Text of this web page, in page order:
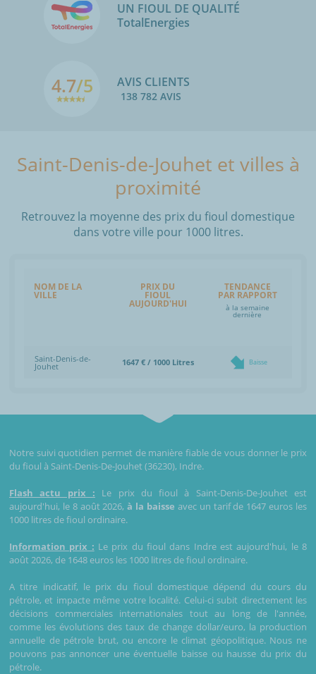
UN FIOUL DE QUALITÉ
TotalEnergies
4.7/5 AVIS CLIENTS
138 782 AVIS
Saint-Denis-de-Jouhet et villes à
proximité
Retrouvez la moyenne des prix du fioul domestique
dans votre ville pour 1000 litres.
NOM DE LA
VILLE
PRIX DU
FIOUL
AUJOURD'HUI
TENDANCE
PAR RAPPORT
à la semaine
dernière
Saint-Denis-de-
Jouhet 1647 € / 1000 Litres Baisse
Notre suivi quotidien permet de manière fiable de vous donner le prix
du fioul à Saint-Denis-De-Jouhet (36230), Indre.
Flash actu prix : Le prix du fioul à Saint-Denis-De-Jouhet est
aujourd'hui, le 8 août 2026,à la baisse avec un tarif de 1647 euros les
1000 litres de fioul ordinaire.
Information prix : Le prix du fioul dans Indre est aujourd'hui, le 8
août 2026, de 1648 euros les 1000 litres de fioul ordinaire.
A titre indicatif, le prix du fioul domestique dépend du cours du
pétrole, et impacte même votre localité. Celui-ci subit directement les
décisions commerciales internationales tout au long de l'année,
comme les évolutions des taux de change dollar/euro, la production
annuelle de pétrole brut, ou encore le climat géopolitique. Nous ne
pouvons pas annoncer une éventuelle baisse ou hausse du prix du
pétrole.